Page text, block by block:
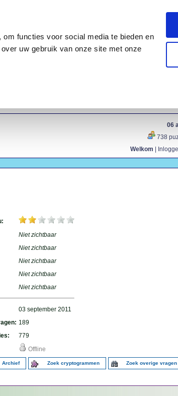
functies voor social media te bieden en
uw gebruik van onze site met onze
06
738
Welkom
Niet zichtbaar
Niet zichtbaar
Niet zichtbaar
Niet zichtbaar
Niet zichtbaar
03 september 2011
189
779
Offline
Archief Zoek cryptogrammen Zoek overige vragen